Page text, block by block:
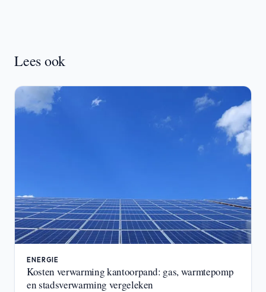
Lees ook
ENERGIE
Kosten verwarming kantoorpand: gas, warmtepomp
en stadsverwarming vergeleken